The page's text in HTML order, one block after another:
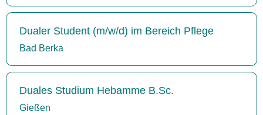
Dualer Student (m/w/d) im Bereich Pflege
Bad Berka
Duales Studium Hebamme B.Sc.
Gießen